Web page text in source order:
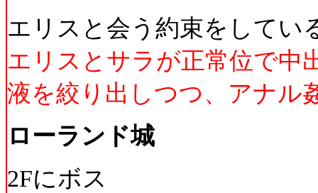
エリスと会う約束をしてい
エリスとサラが正常位で中
液を絞り出しつつ、アナル
ローランド城
2Fにボス